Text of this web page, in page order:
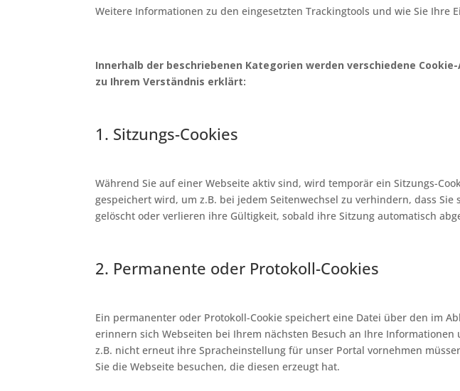
Weitere Informationen zu den eingesetzten Trackingtools und wie Sie
Innerhalb der beschriebenen Kategorien werden verschiedene
zu Ihrem Verständnis erklärt:
1. Sitzungs-Cookies
Während Sie auf einer Webseite aktiv sind, wird temporär ein Sitzungs-
gespeichert wird, um z.B. bei jedem Seitenwechsel zu verhindern, dass
gelöscht oder verlieren ihre Gültigkeit, sobald ihre Sitzung automatisch
2. Permanente oder Protokoll-Cookies
Ein permanenter oder Protokoll-Cookie speichert eine Datei über den im
erinnern sich Webseiten bei Ihrem nächsten Besuch an Ihre
z.B. nicht erneut ihre Spracheinstellung für unser Portal vornehmen
Sie die Webseite besuchen, die diesen erzeugt hat.